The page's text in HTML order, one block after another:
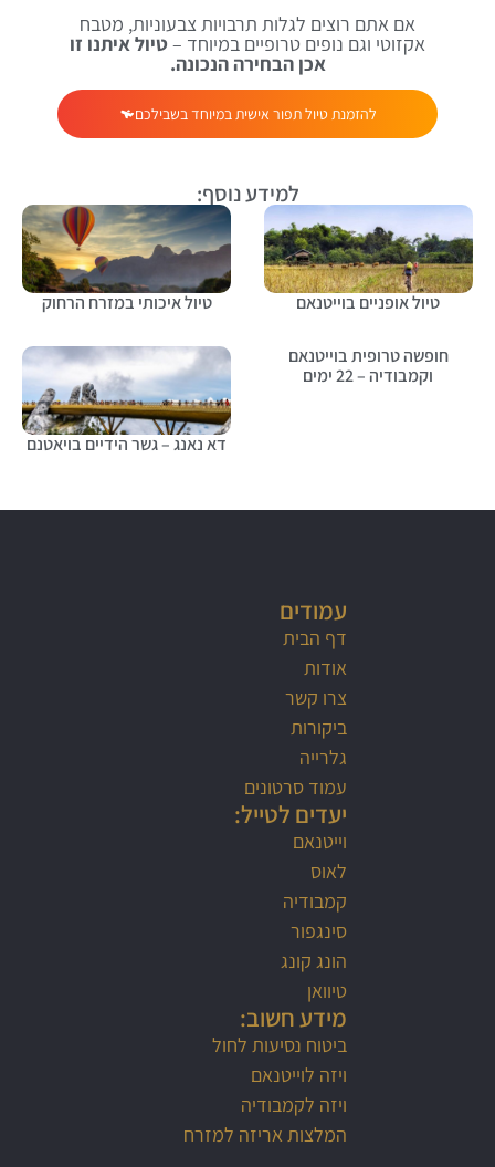
אם אתם רוצים לגלות תרבויות צבעוניות, מטבח
אקזוטי וגם נופים טרופיים במיוחד –טיול איתנו זו
אכן הבחירה הנכונה.
להזמנת טיול תפור אישית במיוחד בשבילכם
למידע נוסף:
טיול אופניים בוייטנאם טיול איכותי במזרח הרחוק
חופשה טרופית בוייטנאם
וקמבודיה – 22 ימים
דא נאנג – גשר הידיים בויאטנם
עמודים
דף הבית
אודות
צרו קשר
ביקורות
גלרייה
עמוד סרטונים
יעדים לטייל:
וייטנאם
לאוס
קמבודיה
סינגפור
הונג קונג
טיוואן
מידע חשוב:
ביטוח נסיעות לחול
ויזה לוייטנאם
ויזה לקמבודיה
המלצות אריזה למזרח